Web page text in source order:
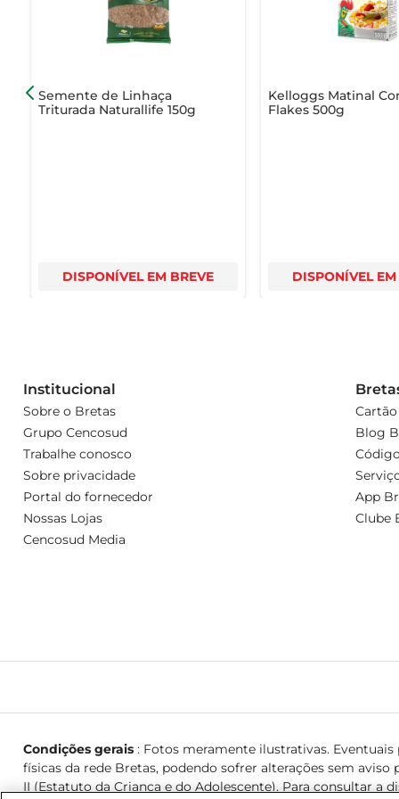
Semente de Linhaça
Triturada Naturallife 150g
DISPONÍVEL EM BREVE
Kelloggs Matinal
Flakes 500g
DISPONÍVEL EM
Institucional
Sobre o Bretas
Grupo Cencosud
Trabalhe conosco
Sobre privacidade
Portal do fornecedor
Nossas Lojas
Cencosud Media
Blog
App
Clube
Condições gerais: Fotos meramente ilustrativas. Eventuais
físicas da rede Bretas, podendo sofrer alterações sem aviso
II (Estatuto da Criança e do Adolescente). Para consultar a